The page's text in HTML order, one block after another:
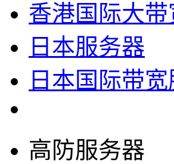
香港国际大
日本服务器
日本国际带
高防服务器